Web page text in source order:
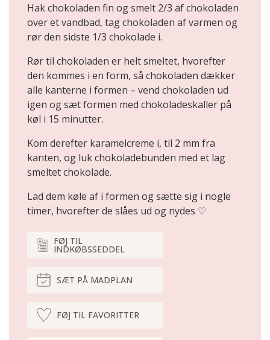
Hak chokoladen fin og smelt 2/3 af chokoladen
over et vandbad, tag chokoladen af varmen og
rør den sidste 1/3 chokolade i.
Rør til chokoladen er helt smeltet, hvorefter
den kommes i en form, så chokoladen dækker
alle kanterne i formen – vend chokoladen ud
igen og sæt formen med chokoladeskaller på
køl i 15 minutter.
Kom derefter karamelcreme i, til 2 mm fra
kanten, og luk chokoladebunden med et lag
smeltet chokolade.
Lad dem køle af i formen og sætte sig i nogle
timer, hvorefter de slåes ud og nydes ♡
FØJ TIL
INDKØBSSEDDEL
SÆT PÅ MADPLAN
FØJ TIL FAVORITTER